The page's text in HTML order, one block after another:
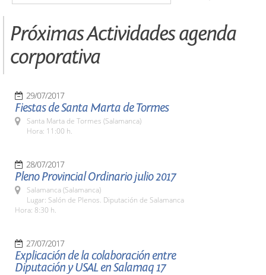
Próximas Actividades agenda
corporativa
29/07/2017
Fiestas de Santa Marta de Tormes
Santa Marta de Tormes (Salamanca)
Hora: 11:00 h.
28/07/2017
Pleno Provincial Ordinario julio 2017
Salamanca (Salamanca)
Lugar: Salón de Plenos. Diputación de Salamanca
Hora: 8:30 h.
27/07/2017
Explicación de la colaboración entre
Diputación y USAL en Salamaq 17